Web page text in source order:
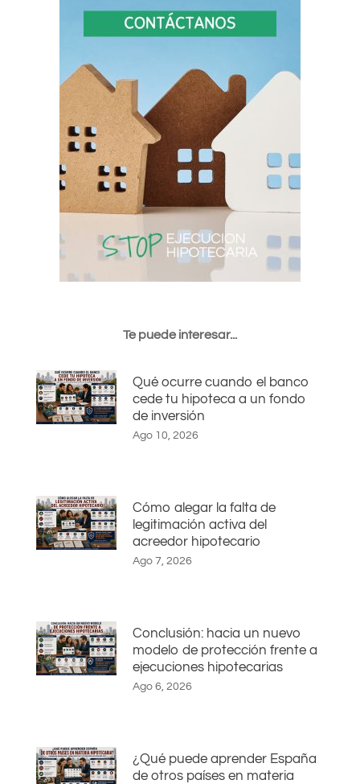
Te puede interesar...
Qué ocurre cuando el banco
cede tu hipoteca a un fondo
de inversión
Ago 10, 2026
Cómo alegar la falta de
legitimación activa del
acreedor hipotecario
Ago 7, 2026
Conclusión: hacia un nuevo
modelo de protección frente a
ejecuciones hipotecarias
Ago 6, 2026
¿Qué puede aprender España
de otros países en materia